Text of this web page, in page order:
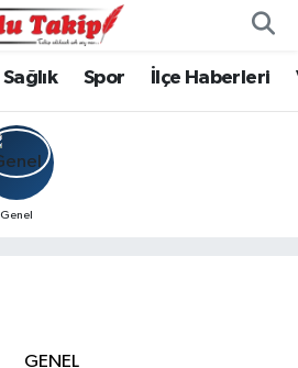
Sağlık Spor İlçe Haberleri
Genel
GENEL